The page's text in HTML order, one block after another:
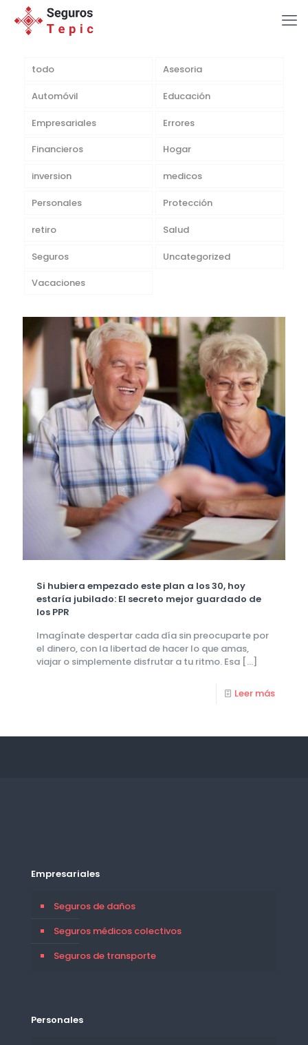
todo Asesoria
Automóvil Educación
Empresariales Errores
Financieros Hogar
inversion medicos
Personales Protección
retiro Salud
Seguros Uncategorized
Vacaciones
Si hubiera empezado este plan a los 30, hoy
estaría jubilado: El secreto mejor guardado de
los PPR
Imagínate despertar cada día sin preocuparte por
el dinero, con la libertad de hacer lo que amas,
viajar o simplemente disfrutar a tu ritmo. Esa […]
Leer más
Empresariales
Seguros de daños
Seguros médicos colectivos
Seguros de transporte
Personales